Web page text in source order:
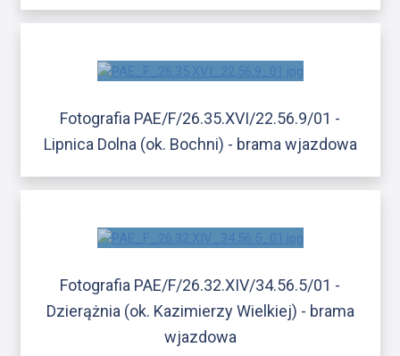
Fotografia PAE/F/26.35.XVI/22.56.9/01 -
Lipnica Dolna (ok. Bochni) - brama wjazdowa
Fotografia PAE/F/26.32.XIV/34.56.5/01 -
Dzierążnia (ok. Kazimierzy Wielkiej) - brama
wjazdowa